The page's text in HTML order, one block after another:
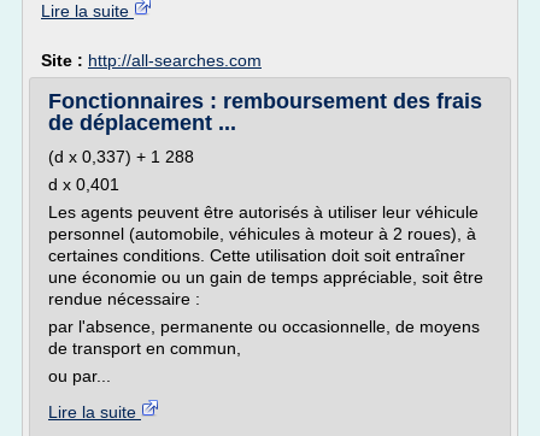
Lire la suite
Site : http://all-searches.com
Fonctionnaires : remboursement des frais
de déplacement ...
(d x 0,337) + 1 288
d x 0,401
Les agents peuvent être autorisés à utiliser leur véhicule
personnel (automobile, véhicules à moteur à 2 roues), à
certaines conditions. Cette utilisation doit soit entraîner
une économie ou un gain de temps appréciable, soit être
rendue nécessaire :
par l'absence, permanente ou occasionnelle, de moyens
de transport en commun,
ou par...
Lire la suite